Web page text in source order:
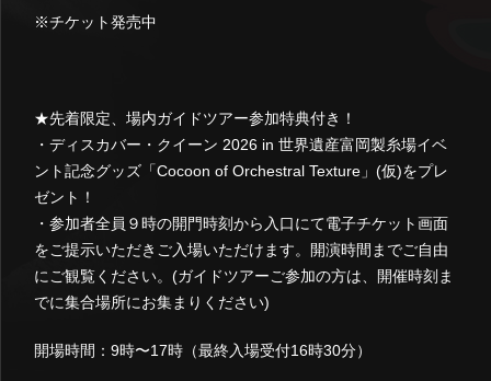
※チケット発売中
★先着限定、場内ガイドツアー参加特典付き！
・ディスカバー・クイーン 2026 in 世界遺産富岡製糸場イベ
ント記念グッズ「Cocoon of Orchestral Texture」(仮)をプレ
ゼント！
・参加者全員９時の開門時刻から入口にて電子チケット画面
をご提示いただきご入場いただけます。開演時間までご自由
にご観覧ください。(ガイドツアーご参加の方は、開催時刻ま
でに集合場所にお集まりください)
開場時間：9時〜17時（最終入場受付16時30分）